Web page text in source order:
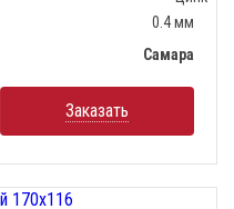
0.4 мм
Самара
Заказать